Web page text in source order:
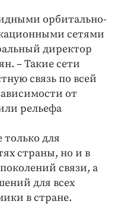
орбитально-
сетями
директор
– Такие сети
связь по всей
от
рельефа
для
страны, но и в
связи, а
для всех
в стране.